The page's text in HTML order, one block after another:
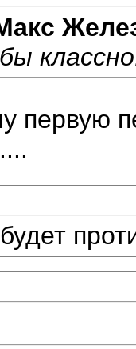
первую